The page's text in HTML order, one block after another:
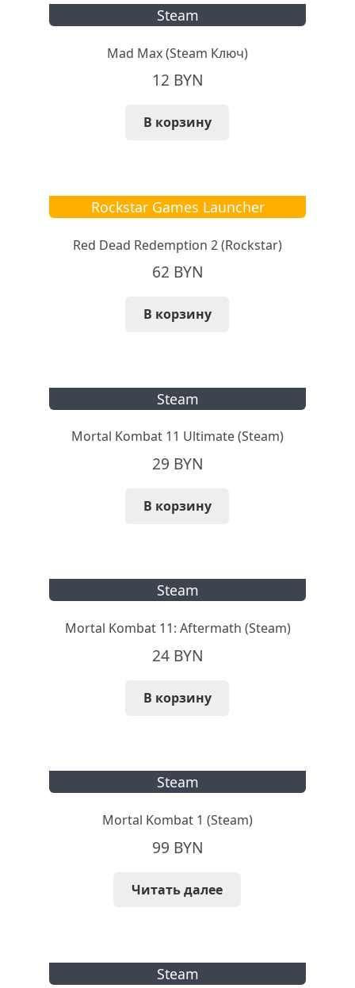
Steam
Mad Max (Steam Ключ)
12 BYN
В корзину
Rockstar Games Launcher
Red Dead Redemption 2 (Rockstar)
62 BYN
В корзину
Steam
Mortal Kombat 11 Ultimate (Steam)
29 BYN
В корзину
Steam
Mortal Kombat 11: Aftermath (Steam)
24 BYN
В корзину
Steam
Mortal Kombat 1 (Steam)
99 BYN
Читать далее
Steam